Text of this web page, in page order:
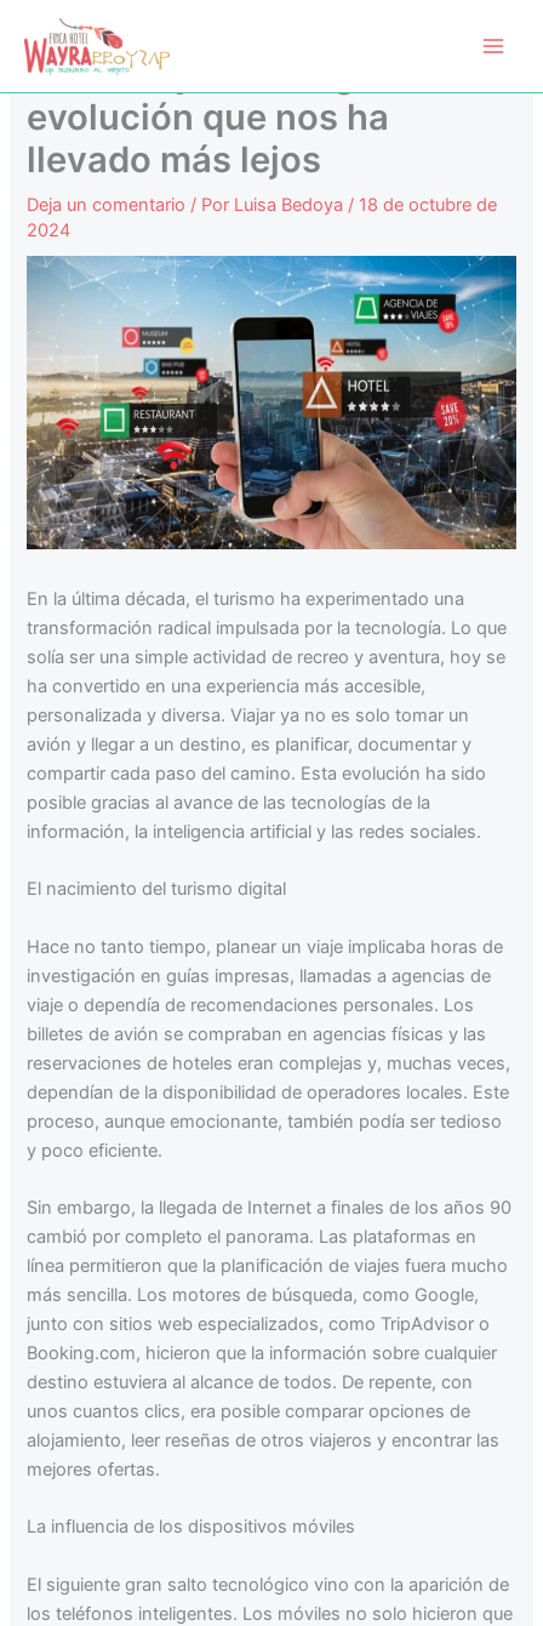
contenido
Turismo y tecnología: Una
evolución que nos ha
llevado más lejos
Deja un comentario / Por Luisa Bedoya / 18 de octubre de
2024
En la última década, el turismo ha experimentado una
transformación radical impulsada por la tecnología. Lo que
solía ser una simple actividad de recreo y aventura, hoy se
ha convertido en una experiencia más accesible,
personalizada y diversa. Viajar ya no es solo tomar un
avión y llegar a un destino, es planificar, documentar y
compartir cada paso del camino. Esta evolución ha sido
posible gracias al avance de las tecnologías de la
información, la inteligencia artificial y las redes sociales.
El nacimiento del turismo digital
Hace no tanto tiempo, planear un viaje implicaba horas de
investigación en guías impresas, llamadas a agencias de
viaje o dependía de recomendaciones personales. Los
billetes de avión se compraban en agencias físicas y las
reservaciones de hoteles eran complejas y, muchas veces,
dependían de la disponibilidad de operadores locales. Este
proceso, aunque emocionante, también podía ser tedioso
y poco eficiente.
Sin embargo, la llegada de Internet a finales de los años 90
cambió por completo el panorama. Las plataformas en
línea permitieron que la planificación de viajes fuera mucho
más sencilla. Los motores de búsqueda, como Google,
junto con sitios web especializados, como TripAdvisor o
Booking.com, hicieron que la información sobre cualquier
destino estuviera al alcance de todos. De repente, con
unos cuantos clics, era posible comparar opciones de
alojamiento, leer reseñas de otros viajeros y encontrar las
mejores ofertas.
La influencia de los dispositivos móviles
El siguiente gran salto tecnológico vino con la aparición de
los teléfonos inteligentes. Los móviles no solo hicieron que